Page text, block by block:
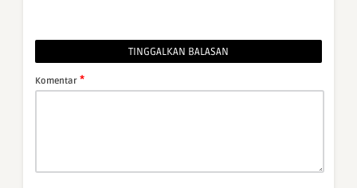
TINGGALKAN BALASAN
Komentar *